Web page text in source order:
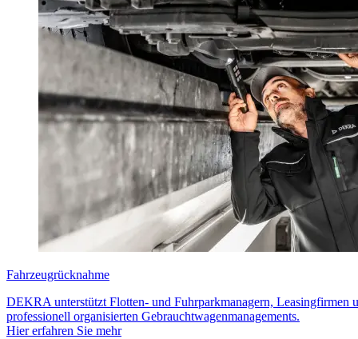
Fahrzeugrücknahme
DEKRA unterstützt Flotten- und Fuhrparkmanagern, Leasingfirmen
professionell organisierten Gebrauchtwagenmanagements.
Hier erfahren Sie mehr